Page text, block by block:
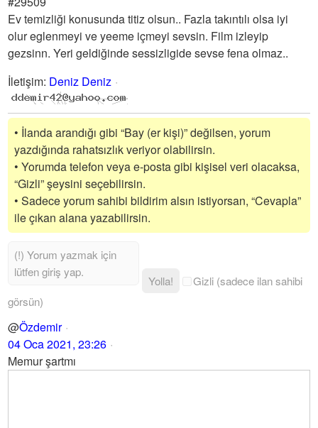
Ev temizliği konusunda titiz olsun.. Fazla takıntılı olsa iyi
olur eglenmeyi ve yeeme içmeyi sevsin. Film izleyip
gezsinn. Yeri geldiğinde sessizligide sevse fena olmaz..
İletişim: Deniz Deniz
• İlanda arandığı gibi “Bay (er kişi)” değilsen, yorum
yazdığında rahatsızlık veriyor olabilirsin.
• Yorumda telefon veya e-posta gibi kişisel veri olacaksa,
“Gizli” şeysini seçebilirsin.
• Sadece yorum sahibi bildirim alsın istiyorsan, “Cevapla”
ile çıkan alana yazabilirsin.
Yolla!
Gizli (sadece ilan sahibi
görsün)
@Özdemir
04 Oca 2021, 23:26
Memur şartmı